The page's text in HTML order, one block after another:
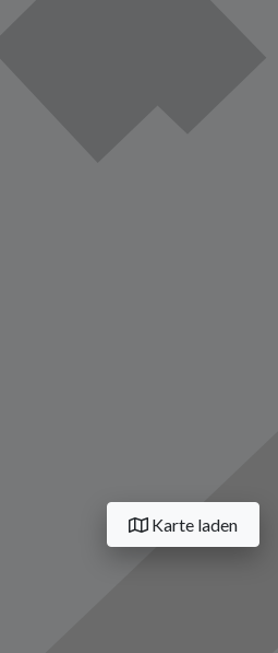
Karte laden